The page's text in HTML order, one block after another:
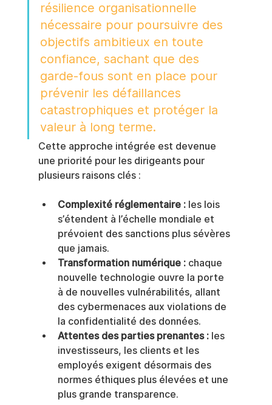
résilience organisationnelle
nécessaire pour poursuivre des
objectifs ambitieux en toute
confiance, sachant que des
garde-fous sont en place pour
prévenir les défaillances
catastrophiques et protéger la
valeur à long terme.
Cette approche intégrée est devenue
une priorité pour les dirigeants pour
plusieurs raisons clés :
Complexité réglementaire : les lois
s’étendent à l’échelle mondiale et
prévoient des sanctions plus sévères
que jamais.
Transformation numérique : chaque
nouvelle technologie ouvre la porte
à de nouvelles vulnérabilités, allant
des cybermenaces aux violations de
la confidentialité des données.
Attentes des parties prenantes : les
investisseurs, les clients et les
employés exigent désormais des
normes éthiques plus élevées et une
plus grande transparence.